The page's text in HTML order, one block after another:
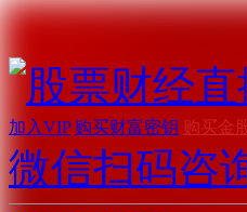
加入VIP 购买财富密钥 购买金
微信扫码咨